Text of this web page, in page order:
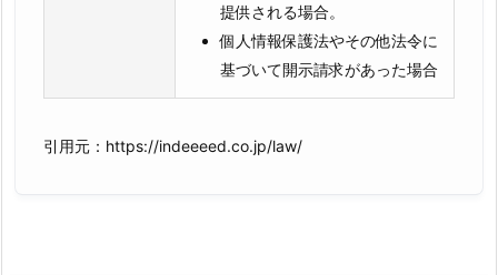
提供される場合。
個人情報保護法やその他法令に
基づいて開示請求があった場合
引用元：https://indeeeed.co.jp/law/